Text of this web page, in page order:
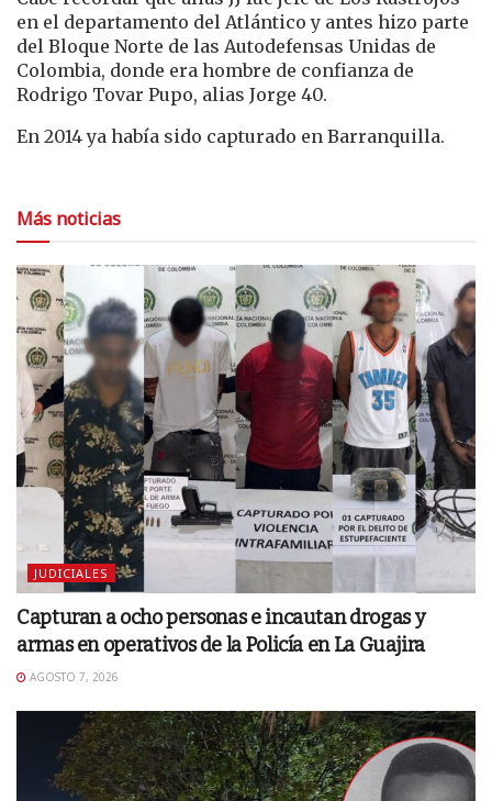
en el departamento del Atlántico y antes hizo parte
del Bloque Norte de las Autodefensas Unidas de
Colombia, donde era hombre de confianza de
Rodrigo Tovar Pupo, alias Jorge 40.
En 2014 ya había sido capturado en Barranquilla.
Más noticias
JUDICIALES
Capturan a ocho personas e incautan drogas y
armas en operativos de la Policía en La Guajira
AGOSTO 7, 2026